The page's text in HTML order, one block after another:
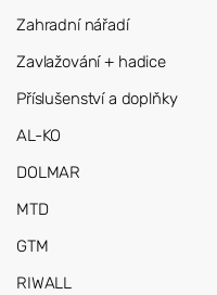
Zahradní nářadí
Zavlažování + hadice
Příslušenství a doplňky
AL-KO
DOLMAR
MTD
GTM
RIWALL